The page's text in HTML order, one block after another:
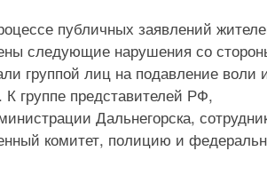
публичных заявлений
следующие нарушения со
группой лиц на подавление воли
К группе представителей РФ,
Дальнегорска,
комитет, полицию и